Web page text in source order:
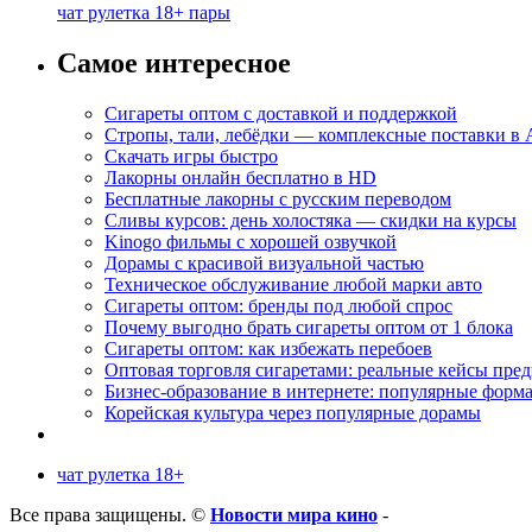
чат рулетка 18+ пары
Самое интересное
Сигареты оптом с доставкой и поддержкой
Стропы, тали, лебёдки — комплексные поставки в
Скачать игры быстро
Лакорны онлайн бесплатно в HD
Бесплатные лакорны с русским переводом
Сливы курсов: день холостяка — скидки на курсы
Kinogo фильмы с хорошей озвучкой
Дорамы с красивой визуальной частью
Техническое обслуживание любой марки авто
Сигареты оптом: бренды под любой спрос
Почему выгодно брать сигареты оптом от 1 блока
Сигареты оптом: как избежать перебоев
Оптовая торговля сигаретами: реальные кейсы
Бизнес-образование в интернете: популярные
Корейская культура через популярные дорамы
чат рулетка 18+
Все права защищены. © Новости мира кино -